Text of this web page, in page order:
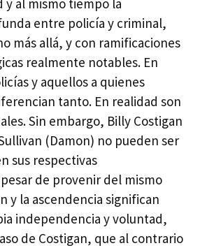
y al mismo tiempo la
entre policía y criminal,
más allá, y con ramificaciones
realmente notables. En
y aquellos a quienes
tanto. En realidad son
Sin embargo, Billy Costigan
(Damon) no pueden ser
sus respectivas
de provenir del mismo
y la ascendencia significan
independencia y voluntad,
de Costigan, que al contrario